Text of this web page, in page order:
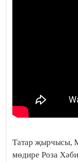
Татар җырчысы,
мөдире Роза